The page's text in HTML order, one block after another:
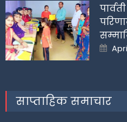
on
साप्ताहिक समाचार